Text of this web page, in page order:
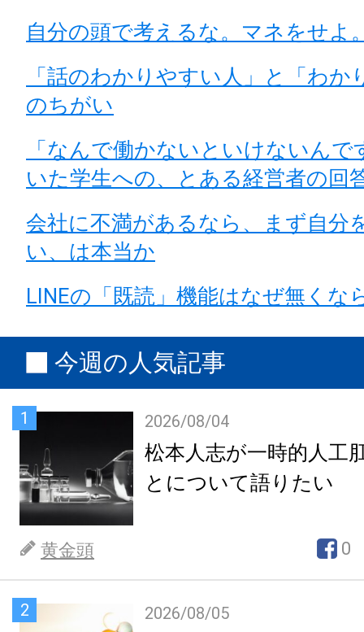
自分の頭で考えるな。マネをせよ
「話のわかりやすい人」と「わか
のちがい
「なんで働かないといけないんで
いた学生への、とある経営者の回
会社に不満があるなら、まず自分
い、は本当か
LINEの「既読」機能はなぜ無くな
今週の人気記事
1 2026/08/04
松本人志が一時的人工
とについて語りたい
黄金頭 0
2 2026/08/05